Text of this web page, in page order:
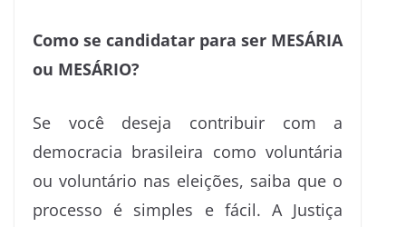
Como se candidatar para ser MESÁRIA
ou MESÁRIO?
Se você deseja contribuir com a
democracia brasileira como voluntária
ou voluntário nas eleições, saiba que o
processo é simples e fácil. A Justiça